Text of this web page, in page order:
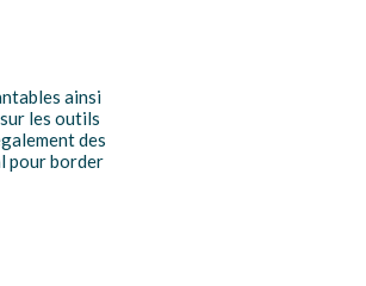
ainsi
les outils
des
pour border